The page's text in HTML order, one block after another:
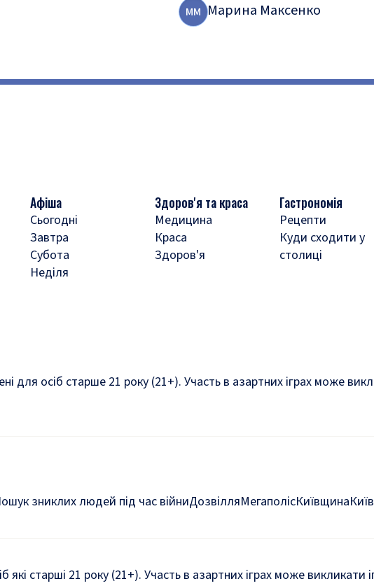
ММ Марина Максенко
Афіша
Сьогодні
Завтра
Субота
Неділя
Здоров'я та краса
Медицина
Краса
Здоров'я
Гастрономія
Рецепти
Куди сходити у
столиці
для осіб старше 21 року (21+). Участь в азартних іграх може
зниклих людей під час війниДозвілляМегаполісКиївщина
старші 21 року (21+). Участь в азартних іграх може викликати